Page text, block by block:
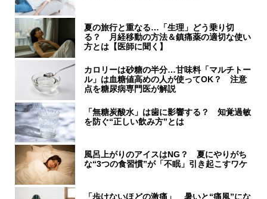
夏の旅行と重なる…「生理」どう乗り切
る？ 月経移動の方法＆鎮痛薬の適切な使い
方とは【医師に聞く】
カロリーは砂糖の半分…甘味料「マルチトー
ル」は血糖値高めの人が使ってOK？ 注意
点を糖尿病専門医が解説
「無糖炭酸水」は歯に影響する？ 知覚過敏
を防ぐ“正しい飲み方”とは
風呂上がりのアイスはNG？ 夏にやりがち
な“3つの食習慣”が「不眠」引き起こすワケ
「歩けないほどの激痛」 暑いと“痛風”にな